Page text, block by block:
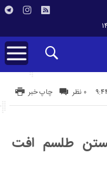
چاپ خبر ۰ نظر
طلسم افت